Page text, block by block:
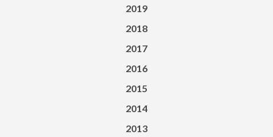
2019
2018
2017
2016
2015
2014
2013